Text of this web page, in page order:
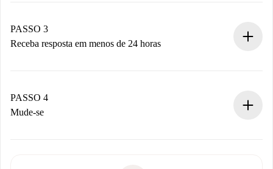
Não cobramos nada até que o proprietário confirme.
PASSO 3
Receba resposta em menos de 24 horas
proprietário.
Se recusada: não cobraremos nada e ofereceremos
PASSO 4
Mude-se